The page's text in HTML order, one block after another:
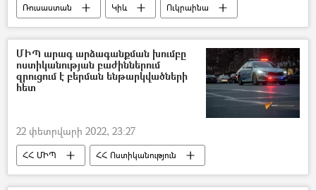
Ռուսաստան Կիև
Ուկրաինա
Դոնբաս
Ադրբեջան
Արցախ
Վլադիմիր Պուտին
Իլհամ Ալիև
ՄԻՊ արագ արձագանքման խումբը
ոստիկանության բաժիններում
զրուցում է բերման ենթարկվածների
հետ
22 փետրվարի 2022, 23:27
ՀՀ ՄԻՊ
ՀՀ Ոստիկանություն
Բողոքի ակցիա